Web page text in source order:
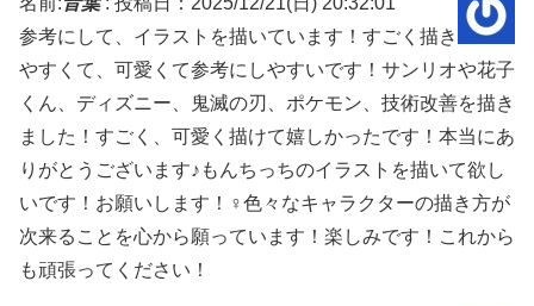
参考にして、イラストを描いています！すごく描き
やすくて、可愛くて参考にしやすいです！サンリオや花子
くん、ディズニー、鬼滅の刃、ポケモン、技術改善を描き
ました！すごく、可愛く描けて嬉しかったです！本当にあ
りがとうございます♪もんちっちのイラストを描いて欲し
いです！お願いします！‍♀️色々なキャラクターの描き方が
次来ることを心から願っています！楽しみです！これから
も頑張ってください！